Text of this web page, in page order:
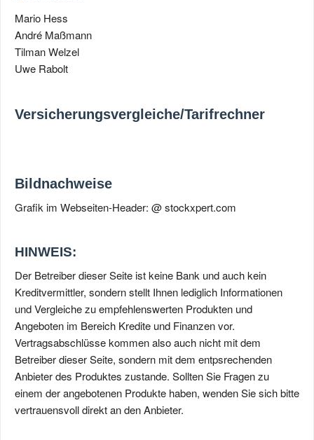
Mario Hess
André Maßmann
Tilman Welzel
Uwe Rabolt
Versicherungsvergleiche/Tarifrechner
Bildnachweise
Grafik im Webseiten-Header: @ stockxpert.com
HINWEIS:
Der Betreiber dieser Seite ist keine Bank und auch kein
Kreditvermittler, sondern stellt Ihnen lediglich Informationen
und Vergleiche zu empfehlenswerten Produkten und
Angeboten im Bereich Kredite und Finanzen vor.
Vertragsabschlüsse kommen also auch nicht mit dem
Betreiber dieser Seite, sondern mit dem entpsrechenden
Anbieter des Produktes zustande. Sollten Sie Fragen zu
einem der angebotenen Produkte haben, wenden Sie sich bitte
vertrauensvoll direkt an den Anbieter.